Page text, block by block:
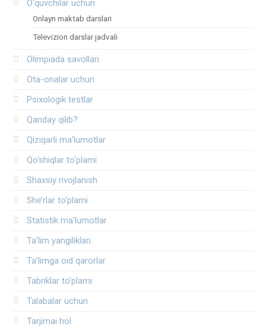
O‘quvchilar uchun
Onlayn maktab darslari
Televizion darslar jadvali
Olimpiada savollari
Ota-onalar uchun
Psixologik testlar
Qanday qilib?
Qiziqarli ma’lumotlar
Qo‘shiqlar to‘plami
Shaxsiy rivojlanish
She’rlar to‘plami
Statistik ma’lumotlar
Ta’lim yangiliklari
Ta’limga oid qarorlar
Tabriklar to'plami
Talabalar uchun
Tarjimai hol